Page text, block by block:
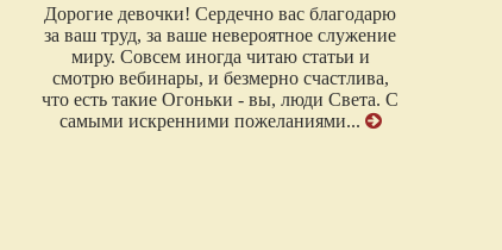
Неожиданный и мощный подарок миру
сделала Украина в лице двух матерей,
организовавших Фестиваль Естественного
Родительства с говорящим названием
«Чудо в Сердце». На фоне всех
переживаний года этот предновогодний